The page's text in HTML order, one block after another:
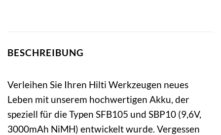
BESCHREIBUNG
Verleihen Sie Ihren Hilti Werkzeugen neues
Leben mit unserem hochwertigen Akku, der
speziell für die Typen SFB105 und SBP10 (9,6V,
3000mAh NiMH) entwickelt wurde. Vergessen